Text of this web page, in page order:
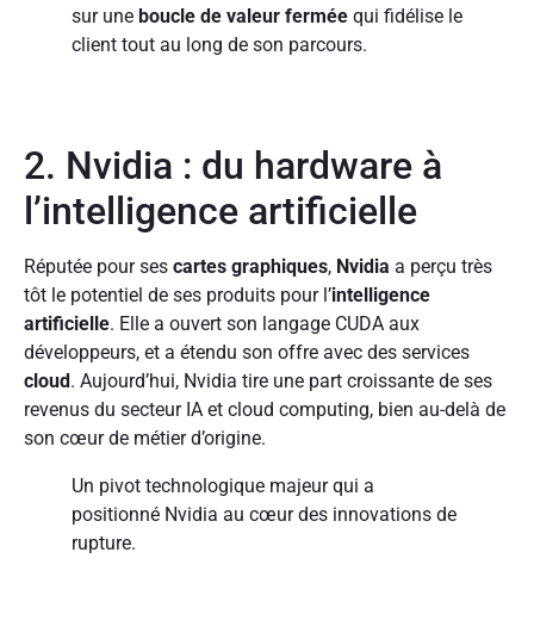
sur une boucle de valeur fermée qui fidélise le
client tout au long de son parcours.
2. Nvidia : du hardware à
l’intelligence artificielle
Réputée pour ses cartes graphiques, Nvidia a perçu très
tôt le potentiel de ses produits pour l’intelligence
artificielle. Elle a ouvert son langage CUDA aux
développeurs, et a étendu son offre avec des services
cloud. Aujourd’hui, Nvidia tire une part croissante de ses
revenus du secteur IA et cloud computing, bien au-delà de
son cœur de métier d’origine.
Un pivot technologique majeur qui a
positionné Nvidia au cœur des innovations de
rupture.